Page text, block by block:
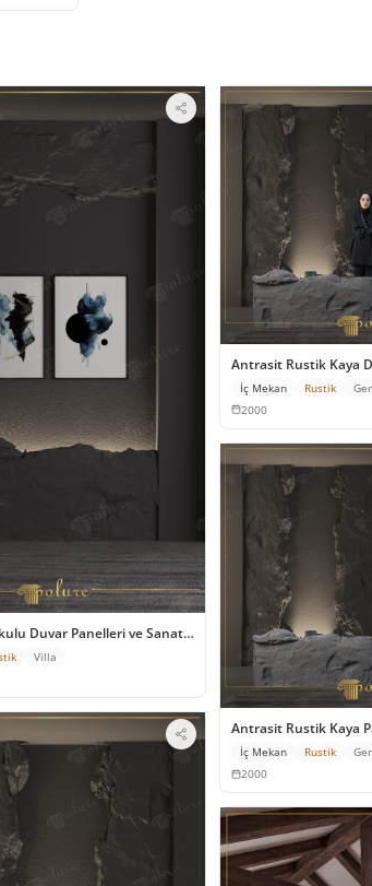
Duvar Panelleri ve Sanatsal Niş Uygulaması
Villa
Antrasit Rustik Kaya
İç Mekan Rustik
2000
Antrasit Rustik Kaya
İç Mekan Rustik
2000